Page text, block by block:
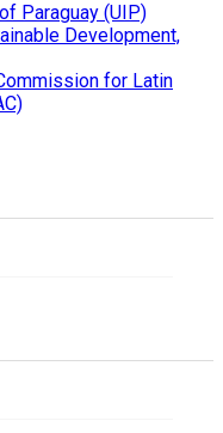
Paraguay (UIP)
Development,
for Latin